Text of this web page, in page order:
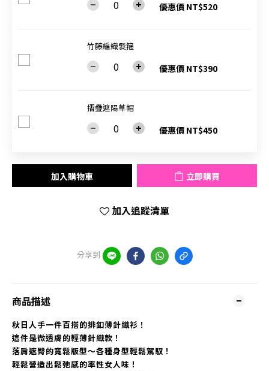
優惠價 NT$520
竹藤編織髮箍
優惠價 NT$390
摺疊遮陽草帽
優惠價 NT$450
加入購物車 立即購買
加入追蹤清單
分享到
商品描述
秋日人手一件百搭的排釦薄針織衫！
這件是微透膚的輕薄針織款！
落肩遮臀的寬鬆版型～各種身型輕鬆駕馭！
輕鬆營造出鬆弛感的率性女人味！